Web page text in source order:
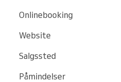
Onlinebooking
Website
Salgssted
Påmindelser